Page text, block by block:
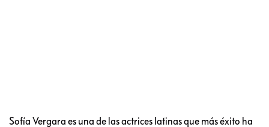
Sofía Vergara es una de las actrices latinas que más éxito ha